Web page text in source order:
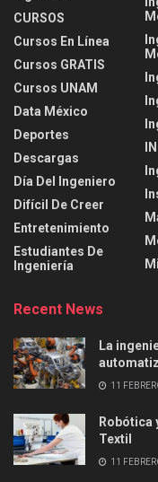
CURSOS
Cursos En Línea
Cursos GRATIS
Cursos UNAM
Data México
Deportes
Descargas
Día Del Ingeniero
Difícil De Creer
Entretenimiento
Estudiantes De
Ingeniería
Recent News
La
11
Robótica
Textil
11